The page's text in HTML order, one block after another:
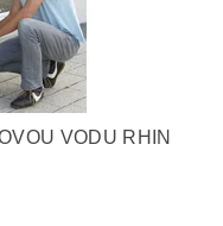
VODU RHIN